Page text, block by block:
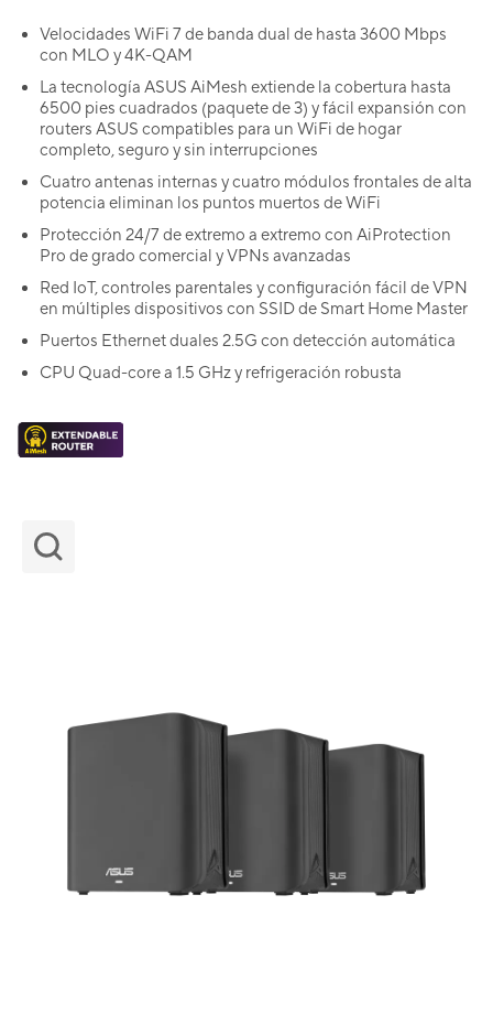
Velocidades WiFi 7 de banda dual de hasta 3600 Mbps
con MLO y 4K-QAM
La tecnología ASUS AiMesh extiende la cobertura hasta
6500 pies cuadrados (paquete de 3) y fácil expansión con
routers ASUS compatibles para un WiFi de hogar
completo, seguro y sin interrupciones
Cuatro antenas internas y cuatro módulos frontales de alta
potencia eliminan los puntos muertos de WiFi
Protección 24/7 de extremo a extremo con AiProtection
Pro de grado comercial y VPNs avanzadas
Red IoT, controles parentales y configuración fácil de VPN
en múltiples dispositivos con SSID de Smart Home Master
Puertos Ethernet duales 2.5G con detección automática
CPU Quad-core a 1.5 GHz y refrigeración robusta